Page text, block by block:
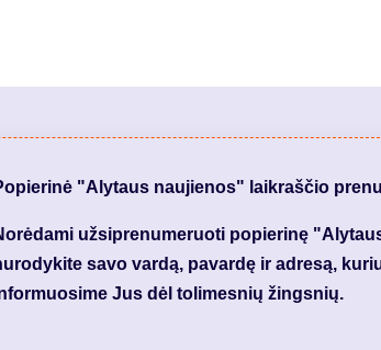
"Alytaus naujienos" laikraščio
užsiprenumeruoti popierinę
savo vardą, pavardę ir adresą,
Jus dėl tolimesnių žingsnių.